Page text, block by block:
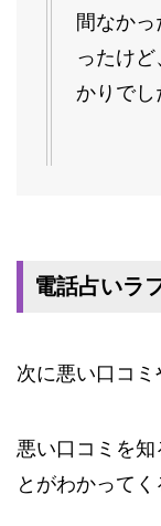
間なか
ったけ
かりでし
電話占いラ
次に悪い口コミ
悪い口コミを
とがわかってく